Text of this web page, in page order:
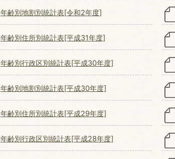
年齢別地割別統計表[令和2年度]
年齢別住所別統計表[平成31年度]
年齢別行政区別統計表[平成30年度]
年齢別地割別統計表[平成30年度]
年齢別住所別統計表[平成29年度]
年齢別行政区別統計表[平成28年度]